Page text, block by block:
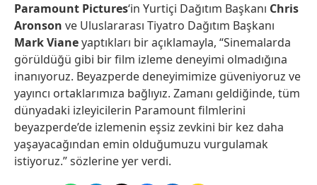
Paramount Pictures‘in Yurtiçi Dağıtım Başkanı Chris
Aronson ve Uluslararası Tiyatro Dağıtım Başkanı
Mark Vianeyaptıkları bir açıklamayla, “Sinemalarda
görüldüğü gibi bir film izleme deneyimi olmadığına
inanıyoruz. Beyazperde deneyimimize güveniyoruz ve
yayıncı ortaklarımıza bağlıyız. Zamanı geldiğinde, tüm
dünyadaki izleyicilerin Paramount filmlerini
beyazperde’de izlemenin eşsiz zevkini bir kez daha
yaşayacağından emin olduğumuzu vurgulamak
istiyoruz.” sözlerine yer verdi.